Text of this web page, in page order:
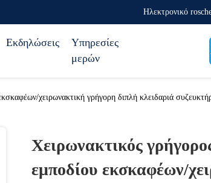
Ηλεκτρονικό
Εκδηλώσεις
Υπηρεσίες
μερών
χειρωνακτική γρήγορη διπλή κλειδαριά
Χειρωνακτικός
εμποδίου εκσκαφέων/